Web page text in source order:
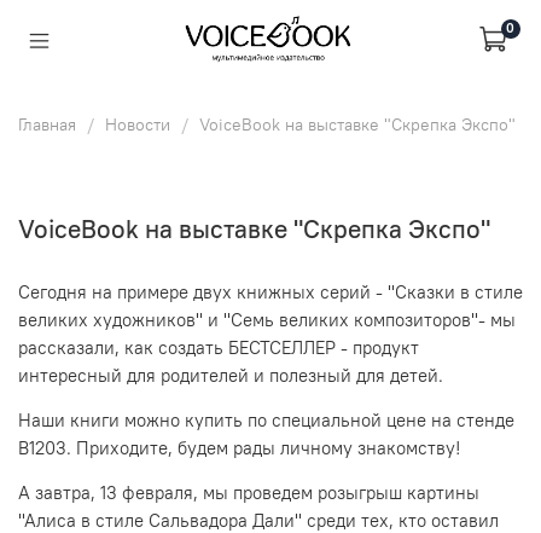
0
Главная Новости VoiceBook на выставке "Скрепка Экспо"
VoiceBook на выставке "Скрепка Экспо"
Сегодня на примере двух книжных серий - "Сказки в стиле
великих художников" и "Семь великих композиторов"- мы
рассказали, как создать БЕСТСЕЛЛЕР - продукт
интересный для родителей и полезный для детей.
Наши книги можно купить по специальной цене на стенде
В1203. Приходите, будем рады личному знакомству!
А завтра, 13 февраля, мы проведем розыгрыш картины
"Алиса в стиле Сальвадора Дали" среди тех, кто оставил